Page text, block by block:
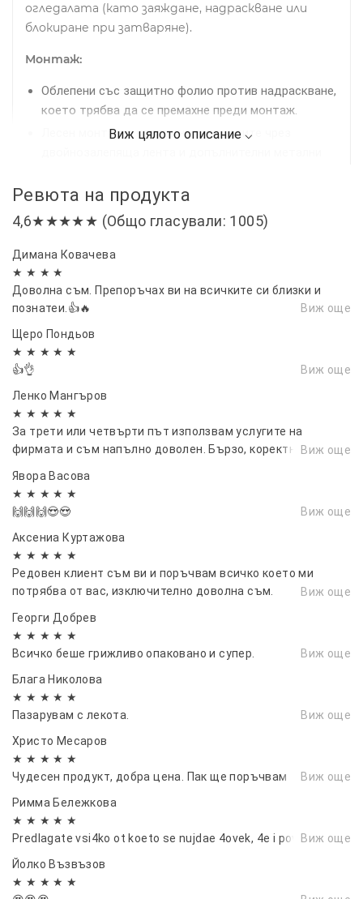
огледалата (като заяждане, надраскване или
блокиране при затваряне).
Монтаж:
Облепени със защитно фолио против надраскване,
което трябва да се премахне преди монтаж.
Лесен монтаж в канала на прозорците чрез
Препоръчително е предварително почистване на
рамките на прозорците за най-добро прилепване.
Подходящи за:
Осигурете си по-комфортно, безопасно и
ветробрани
Ревюта на продукта
4,6★★★★★ (Общо гласували: 1005)
Димана Ковачева
★ ★ ★ ★
Доволна съм. Препоръчах ви на всичките си близки и
познатеи.👍🔥
Виж още
Щеро Пондьов
★ ★ ★ ★ ★
👍👌
Виж още
Ленко Мангъров
★ ★ ★ ★ ★
За трети или четвърти път използвам услугите на
фирмата и съм напълно доволен. Бързо, коректно, дава
условия. Препоръчвам
Виж още
Явора Васовa
★ ★ ★ ★ ★
🙌🙌🙌😍😍
Виж още
Аксениа Куртажова
★ ★ ★ ★ ★
Редовен клиент съм ви и поръчвам всичко което ми
потрябва от вас, изключително доволна съм.
Виж още
Георги Добрев
★ ★ ★ ★ ★
Всичко беше грижливо опаковано и супер.
Виж още
Блага Николова
★ ★ ★ ★ ★
Пазарувам с лекота.
Виж още
Христо Месаров
★ ★ ★ ★ ★
Чудесен продукт, добра цена. Пак ще поръчвам
Виж още
Римма Бележкова
★ ★ ★ ★ ★
Predlagate vsi4ko ot koeto se nujdae 4ovek, 4e i poveche!Виж още
Йолко Възвъзов
★ ★ ★ ★ ★